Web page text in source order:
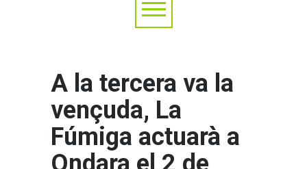
A la tercera va la
vençuda, La
Fúmiga actuarà a